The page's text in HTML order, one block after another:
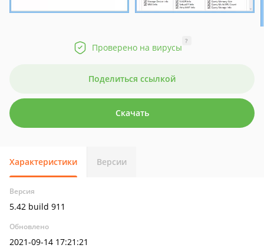
Проверено на вирусы
?
Поделиться ссылкой
Скачать
Характеристики Версии
Версия
5.42 build 911
Обновлено
2021-09-14 17:21:21